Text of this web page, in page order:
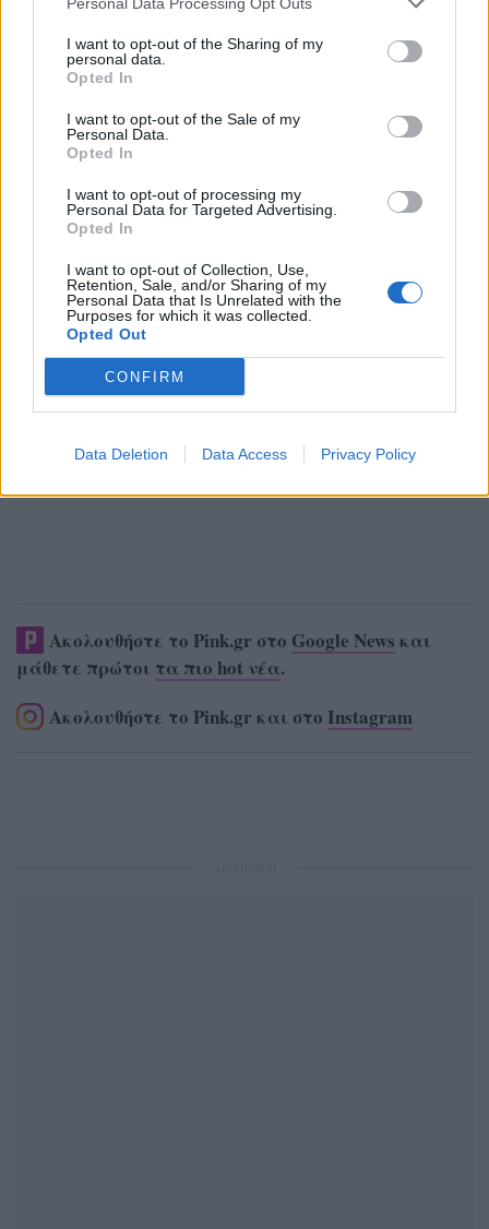
I want to opt-out of the Sharing of my
personal data.
Opted In
I want to opt-out of the Sale of my
Personal Data.
Opted In
I want to opt-out of processing my
Personal Data for Targeted Advertising.
Opted In
I want to opt-out of Collection, Use,
Retention, Sale, and/or Sharing of my
Personal Data that Is Unrelated with the
Purposes for which it was collected.
Opted Out
CONFIRM
Data Deletion Data Access Privacy Policy
Για περισσότερες προσφορές μείνε συντονισμένος
Media Markt
ΔΙΑΦΗΜΙΣΗ
Ακολουθήστε το Pink.gr στο Google News και
μάθετε πρώτοι τα πιο hot νέα.
Ακολουθήστε το Pink.gr και στο Instagram